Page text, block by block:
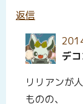
返信
デコ
リリアンが
ものの、